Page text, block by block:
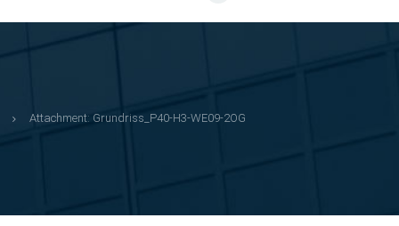
Attachment: Grundriss_P40-H3-WE09-2OG